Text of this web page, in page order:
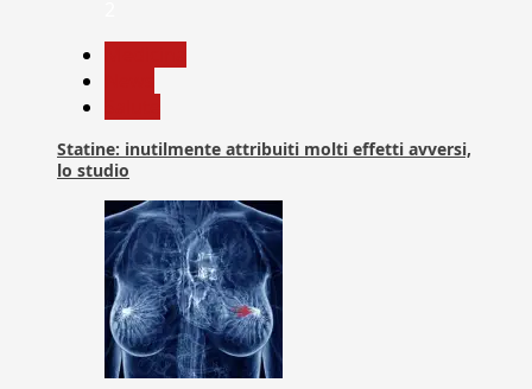
Statine: inutilmente attribuiti molti effetti avversi,
lo studio